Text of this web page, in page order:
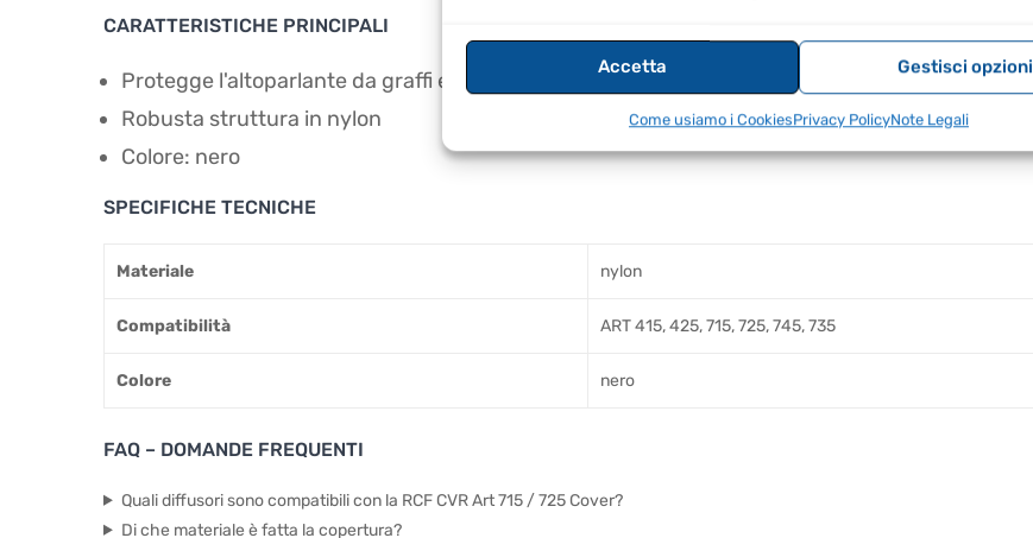
Accetta Gestisci opzioni
Come usiamo i CookiesPrivacy PolicyNote Legali
CARATTERISTICHE PRINCIPALI
Protegge l'altoparlante da graffi e colpi
Robusta struttura in nylon
Colore: nero
SPECIFICHE TECNICHE
Materiale nylon
Compatibilità ART 415, 425, 715, 725, 745, 735
Colore nero
FAQ – DOMANDE FREQUENTI
Quali diffusori sono compatibili con la RCF CVR Art 715 / 725 Cover?
Di che materiale è fatta la copertura?